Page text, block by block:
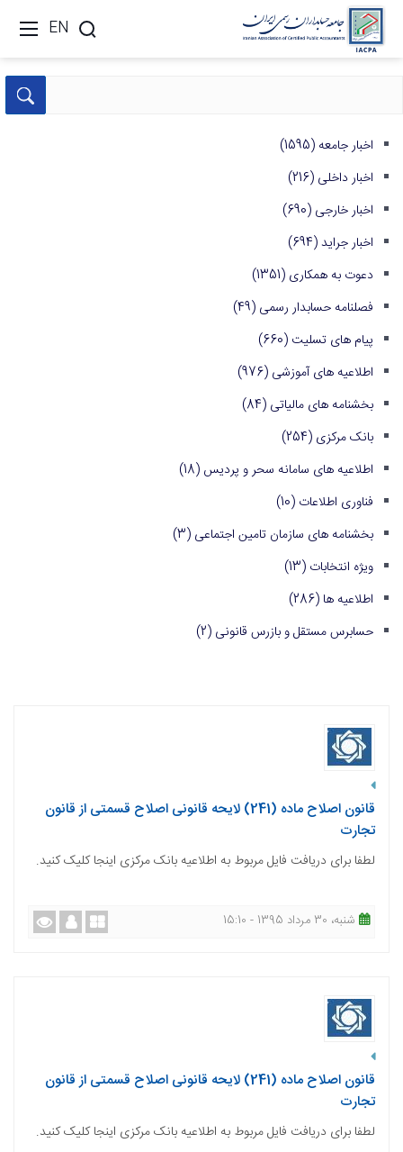
EN
اخبار جامعه (1595)
اخبار داخلی (216)
اخبار خارجی (690)
اخبار جراید(694)
دعوت به همکاری (1351)
فصلنامه حسابدار رسمی (49)
پیام های تسلیت (660)
اطلاعیه های آموزشی (976)
بخشنامه های مالیاتی (84)
بانک مرکزی (254)
اطلاعیه های سامانه سحر و پردیس (18)
فناوری اطلاعات (10)
بخشنامه های سازمان تامین اجتماعی (3)
ویژه انتخابات (13)
اطلاعیه ها (286)
حسابرس مستقل و بازرس قانونی (2)
قانون اصلاح ماده (241) لایحه قانونی اصلاح قسمتی از قانون
تجارت
لطفا برای دریافت فایل مربوط به اطلاعیه بانک مرکزی اینجا کلیک کنید.
شنبه، 30 مرداد 1395 - 15:10
قانون اصلاح ماده (241) لایحه قانونی اصلاح قسمتی از قانون
تجارت
لطفا برای دریافت فایل مربوط به اطلاعیه بانک مرکزی اینجا کلیک کنید.